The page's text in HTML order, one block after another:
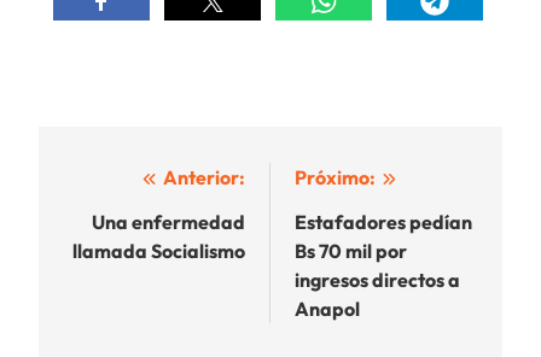
Navegación
de
entradas
Anterior:
Una enfermedad
llamada Socialismo
Próximo:
Estafadores pedían
Bs 70 mil por
ingresos directos a
Anapol